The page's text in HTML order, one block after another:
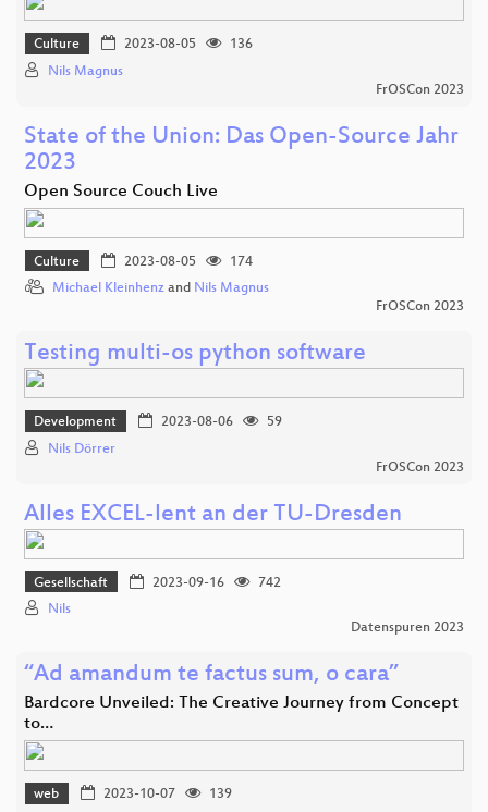
Culture 2023-08-05
136
Nils Magnus
FrOSCon 2023
State of the Union: Das Open-Source Jahr
2023
Open Source Couch Live
Culture 2023-08-05
174
Michael Kleinhenz and Nils Magnus
FrOSCon 2023
Testing multi-os python software
Development 2023-08-06
59
Nils Dörrer
FrOSCon 2023
Alles EXCEL-lent an der TU-Dresden
Gesellschaft 2023-09-16
742
Nils
Datenspuren 2023
“Ad amandum te factus sum, o cara”
Bardcore Unveiled: The Creative Journey from Concept
to…
web 2023-10-07
139